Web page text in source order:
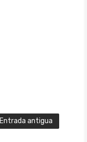
Entrada antigua